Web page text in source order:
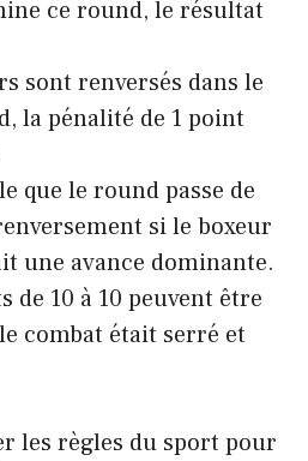
ce round, le résultat
sont renversés dans le
la pénalité de 1 point
que le round passe de
si le boxeur
une avance dominante.
de 10 à 10 peuvent être
combat était serré et
les règles du sport pour